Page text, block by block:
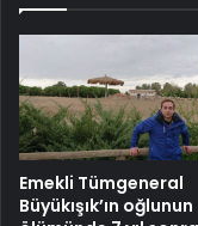
Emekli Tümgeneral
Büyükışık’ın oğlunun